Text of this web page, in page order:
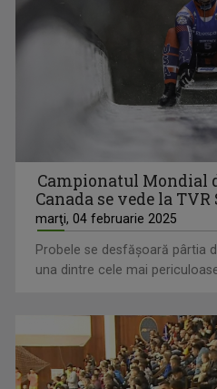
Campionatul Mondial
Canada se vede la TVR
marţi, 04 februarie 2025
Probele se desfăşoară pârtia
una dintre cele mai